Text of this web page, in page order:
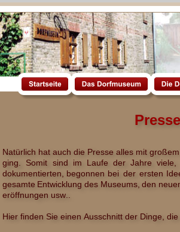
Presse
Natürlich hat auch die Presse alles mit großem
ging.
Somit sind im Laufe der Jahre viele,
dokumentierten, begonnen bei der ersten
gesamte Entwicklung des Museums, den
eröffnungen usw..
Hier finden Sie einen Ausschnitt der Dinge,